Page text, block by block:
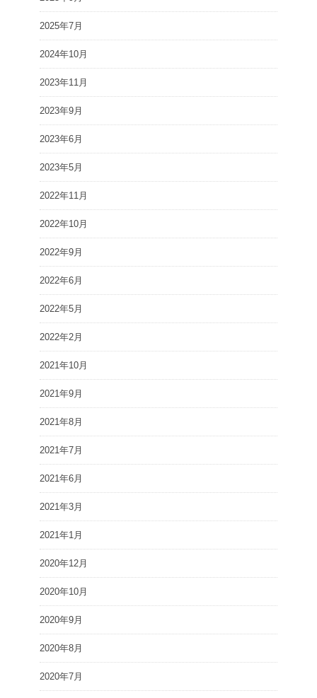
2025年7月
2024年10月
2023年11月
2023年9月
2023年6月
2023年5月
2022年11月
2022年10月
2022年9月
2022年6月
2022年5月
2022年2月
2021年10月
2021年9月
2021年8月
2021年7月
2021年6月
2021年3月
2021年1月
2020年12月
2020年10月
2020年9月
2020年8月
2020年7月